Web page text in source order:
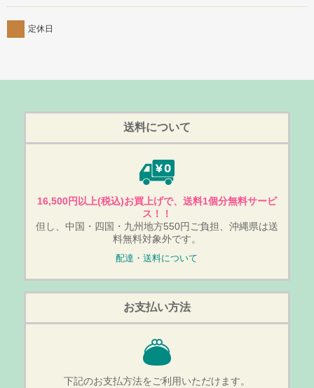
定休日
送料について
16,500円以上(税込)お買上げで、送料1個分無料サービ
ス！！
但し、中国・四国・九州地方550円ご負担、沖縄県は送
料無料対象外です。
配達・送料について
お支払い方法
下記のお支払方法をご利用いただけます。